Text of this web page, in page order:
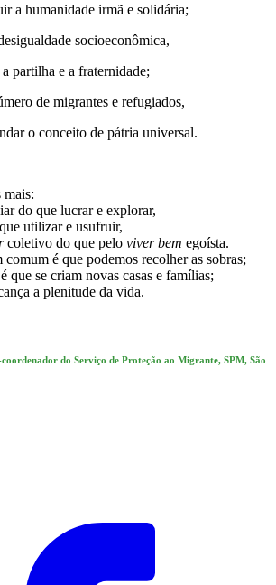
a humanidade irmã e solidária;
socioeconômica,
partilha e a fraternidade;
de migrantes e refugiados,
o conceito de pátria universal.
mais:
do que lucrar e explorar,
utilizar e usufruir,
coletivo do que pelo viver bem egoísta.
é que podemos recolher as sobras;
que se criam novas casas e famílias;
a plenitude da vida.
do Serviço de Proteção ao Migrante, SPM, São